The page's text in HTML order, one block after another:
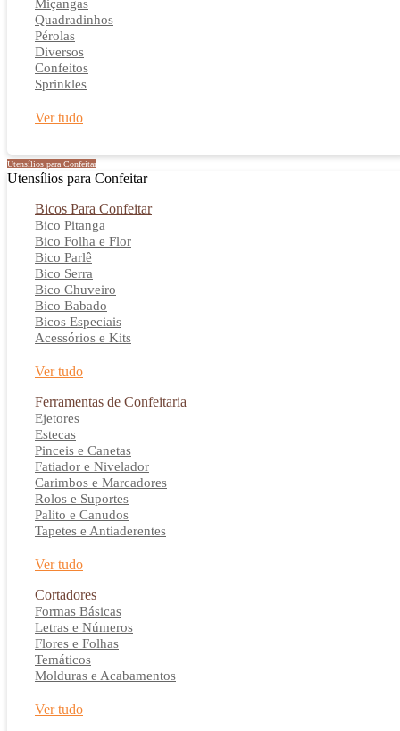
Miçangas
Quadradinhos
Pérolas
Diversos
Confeitos
Sprinkles
Ver tudo
Utensílios para Confeitar
Utensílios para Confeitar
Bicos Para Confeitar
Bico Pitanga
Bico Folha e Flor
Bico Parlê
Bico Serra
Bico Chuveiro
Bico Babado
Bicos Especiais
Acessórios e Kits
Ver tudo
Ferramentas de Confeitaria
Ejetores
Estecas
Pinceis e Canetas
Fatiador e Nivelador
Carimbos e Marcadores
Rolos e Suportes
Palito e Canudos
Tapetes e Antiaderentes
Ver tudo
Cortadores
Formas Básicas
Letras e Números
Flores e Folhas
Temáticos
Molduras e Acabamentos
Ver tudo